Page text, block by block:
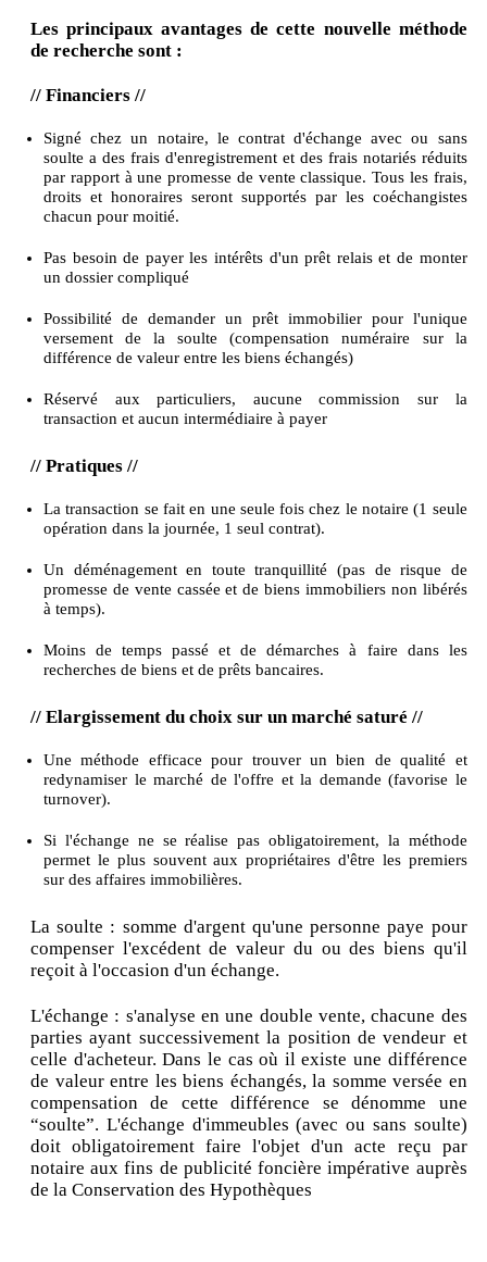
Les principaux avantages de cette nouvelle méthode
de recherche sont :
// Financiers //
Signé chez un notaire, le contrat d'échange avec ou sans
soulte a des frais d'enregistrement et des frais notariés réduits
par rapport à une promesse de vente classique. Tous les frais,
droits et honoraires seront supportés par les coéchangistes
chacun pour moitié.
Pas besoin de payer les intérêts d'un prêt relais et de monter
un dossier compliqué
Possibilité de demander un prêt immobilier pour l'unique
versement de la soulte (compensation numéraire sur la
différence de valeur entre les biens échangés)
Réservé aux particuliers, aucune commission sur la
transaction et aucun intermédiaire à payer
// Pratiques //
La transaction se fait en une seule fois chez le notaire (1 seule
opération dans la journée, 1 seul contrat).
Un déménagement en toute tranquillité (pas de risque de
promesse de vente cassée et de biens immobiliers non libérés
à temps).
Moins de temps passé et de démarches à faire dans les
recherches de biens et de prêts bancaires.
// Elargissement du choix sur un marché saturé //
Une méthode efficace pour trouver un bien de qualité et
redynamiser le marché de l'offre et la demande (favorise le
turnover).
Si l'échange ne se réalise pas obligatoirement, la méthode
permet le plus souvent aux propriétaires d'être les premiers
sur des affaires immobilières.
La soulte : somme d'argent qu'une personne paye pour
compenser l'excédent de valeur du ou des biens qu'il
reçoit à l'occasion d'un échange.
L'échange : s'analyse en une double vente, chacune des
parties ayant successivement la position de vendeur et
celle d'acheteur. Dans le cas où il existe une différence
de valeur entre les biens échangés, la somme versée en
compensation de cette différence se dénomme une
“soulte”. L'échange d'immeubles (avec ou sans soulte)
doit obligatoirement faire l'objet d'un acte reçu par
notaire aux fins de publicité foncière impérative auprès
de la Conservation des Hypothèques